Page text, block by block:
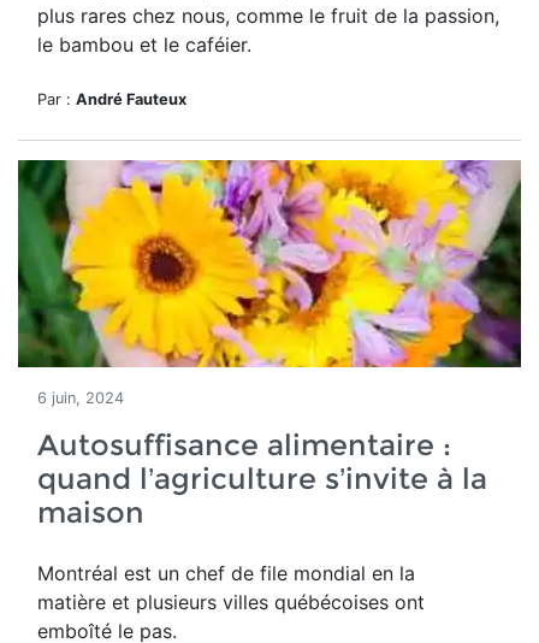
plus rares chez nous, comme le fruit de la passion,
le bambou et le caféier.
Par : André Fauteux
6 juin, 2024
Autosuffisance alimentaire :
quand l’agriculture s’invite à la
maison
Montréal est un chef de file mondial en la
matière et plusieurs villes québécoises ont
emboîté le pas.